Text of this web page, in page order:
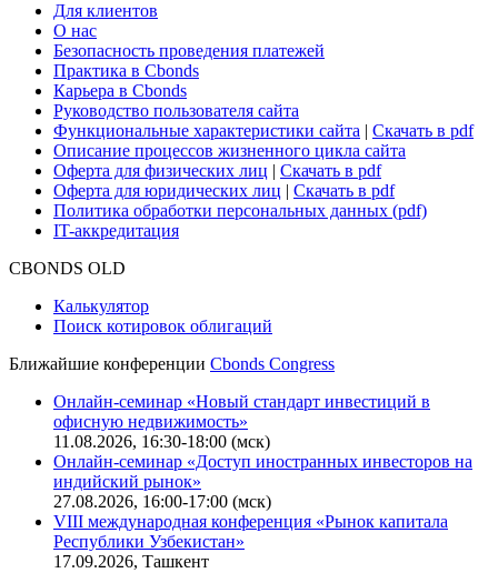
Для клиентов
О нас
Безопасность проведения платежей
Практика в Cbonds
Карьера в Cbonds
Руководство пользователя сайта
Функциональные характеристики сайта | Скачать в pdf
Описание процессов жизненного цикла сайта
Оферта для физических лиц | Скачать в pdf
Оферта для юридических лиц | Скачать в pdf
Политика обработки персональных данных (pdf)
IT-аккредитация
CBONDS OLD
Калькулятор
Поиск котировок облигаций
Ближайшие конференции Cbonds Congress
Онлайн-семинар «Новый стандарт инвестиций в
офисную недвижимость»
11.08.2026, 16:30-18:00 (мск)
Онлайн-семинар «Доступ иностранных инвесторов на
индийский рынок»
27.08.2026, 16:00-17:00 (мск)
VIII международная конференция «Рынок капитала
Республики Узбекистан»
17.09.2026, Ташкент